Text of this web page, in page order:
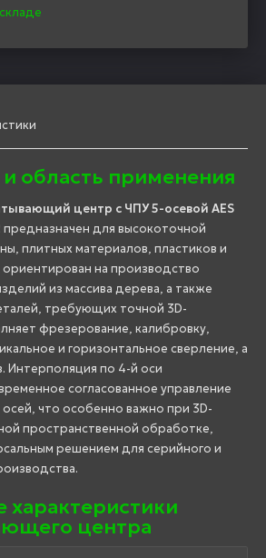
область применения
центр с ЧПУ 5-осевой AES
предназначен для высокоточной
плитных материалов, пластиков и
на производство
из массива дерева, а также
требующих точной 3D-
фрезерование, калибровку,
и горизонтальное сверление, а
Интерполяция по 4-й оси
согласованное управление
что особенно важно при 3D-
пространственной обработке,
решением для серийного и
характеристики
центра